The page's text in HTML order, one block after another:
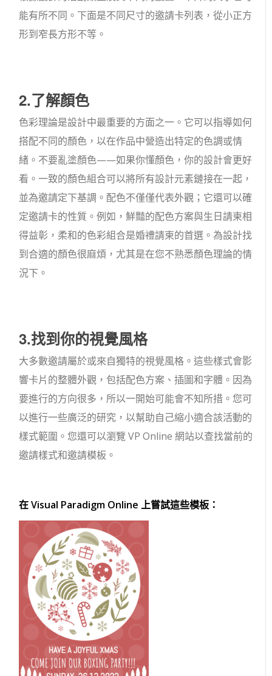
能有所不同。下面是不同尺寸的邀請卡列表，從小正方
形到窄長方形不等。
2.了解顏色
色彩理論是設計中最重要的方面之一。它可以指導如何
搭配不同的顏色，以在作品中營造出特定的色調或情
緒。不要亂塗顏色——如果你懂顏色，你的設計會更好
看。一致的顏色組合可以將所有設計元素鏈接在一起，
並為邀請定下基調。配色不僅僅代表外觀；它還可以確
定邀請卡的性質。例如，鮮豔的配色方案與生日請柬相
得益彰，柔和的色彩組合是婚禮請柬的首選。為設計找
到合適的顏色很麻煩，尤其是在您不熟悉顏色理論的情
況下。
3.找到你的視覺風格
大多數邀請屬於或來自獨特的視覺風格。這些樣式會影
響卡片的整體外觀，包括配色方案、插圖和字體。因為
要進行的方向很多，所以一開始可能會不知所措。您可
以進行一些廣泛的研究，以幫助自己縮小適合該活動的
樣式範圍。您還可以瀏覽 VP Online 網站以查找當前的
邀請樣式和邀請模板。
在 Visual Paradigm Online 上嘗試這些模板：